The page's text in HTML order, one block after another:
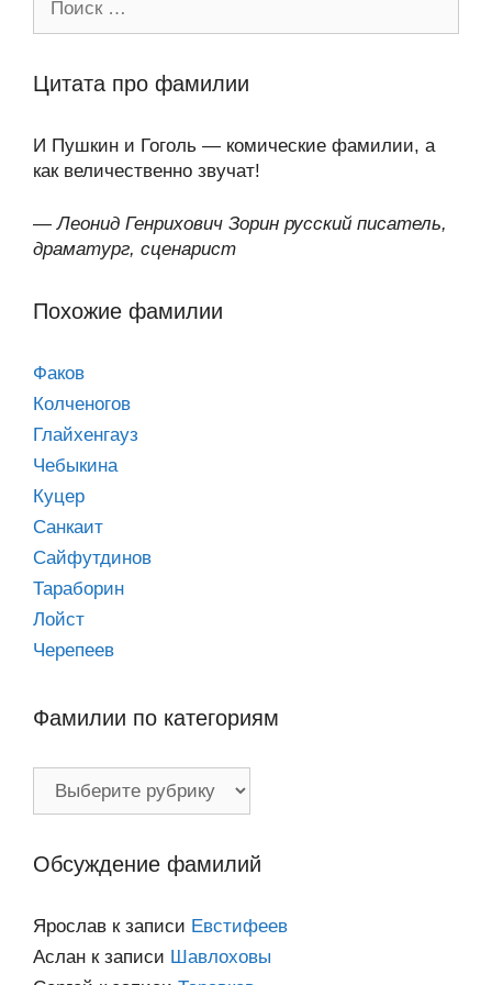
Цитата про фамилии
И Пушкин и Гоголь — комические фамилии, а
как величественно звучат!
—Леонид Генрихович Зорин русский писатель,
драматург, сценарист
Похожие фамилии
Факов
Колченогов
Глайхенгауз
Чебыкина
Куцер
Санкаит
Сайфутдинов
Тараборин
Лойст
Черепеев
Фамилии по категориям
Фамилии
Обсуждение фамилий
Ярослав к записи Евстифеев
Аслан к записи Шавлоховы